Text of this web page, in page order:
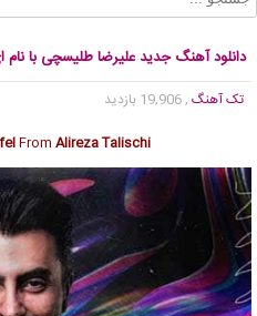
دانلود آهنگ جدید علیرضا طلیسچی با نام
تک آهنگ , 19,906 بازدید
From Alireza Talischi